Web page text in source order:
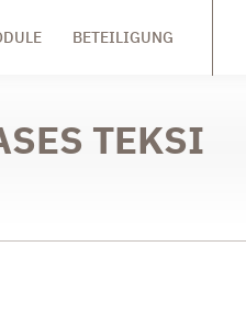
BETEILIGUNG
TEKSI